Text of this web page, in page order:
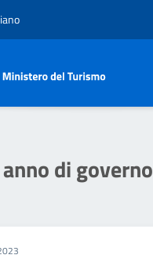
navigazione
la navigazione
di governo